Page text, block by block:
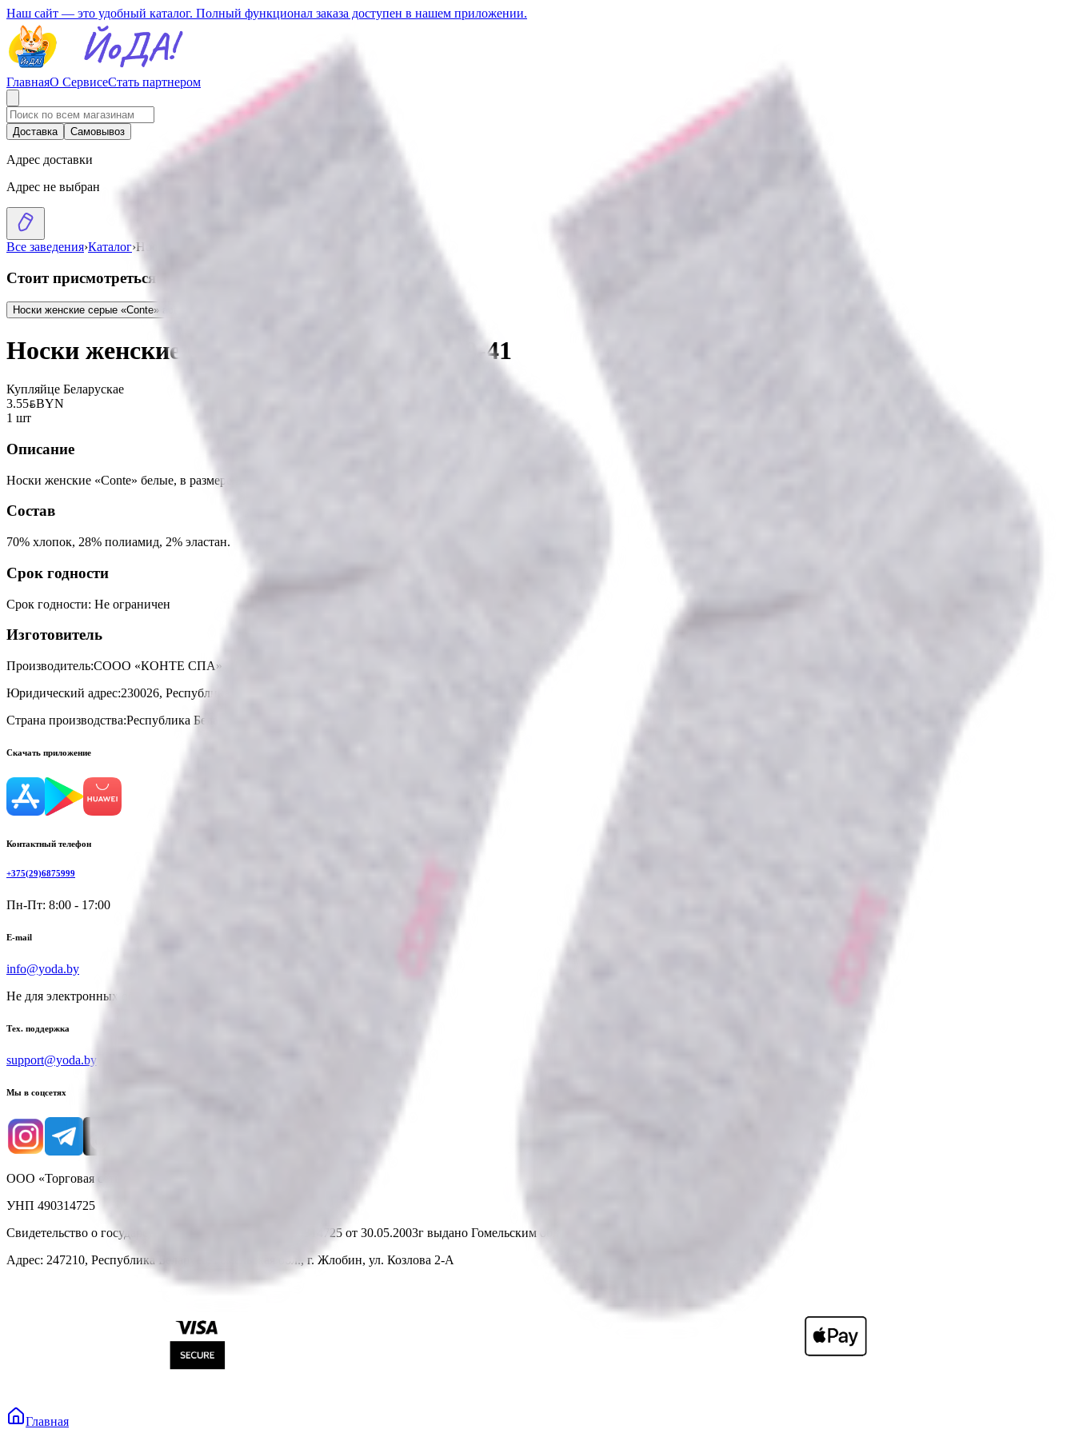
Наш сайт — это удобный каталог. Полный функционал заказа доступен в нашем приложении.
ГлавнаяО СервисеСтать партнером
Доставка Самовывоз
Адрес доставки
Адрес не выбран
Все заведения›Каталог›Носки женские белые «Conte» active p.39-41
Стоит присмотреться
Носки женские серые «Conte» active p.39-41
Носки женские белые «Conte» active p.39-41
Купляйце Беларускае
3.55BYNBYN
1 шт
Описание
Носки женские «Conte» белые, в размере 39-41. Предварительная стирка обязательна.
Состав
70% хлопок, 28% полиамид, 2% эластан.
Срок годности
Срок годности: Не ограничен
Изготовитель
Производитель:СООО «КОНТЕ СПА»
Юридический адрес:230026, Республика Беларусь, г. Гродно, ул. Победы, 30
Страна производства:Республика Беларусь
Скачать приложение
Контактный телефон
+375(29)6875999
Пн-Пт: 8:00 - 17:00
E-mail
info@yoda.by
Не для электронных обращений
Тех. поддержка
support@yoda.by
Мы в соцсетях
ООО «Торговая сеть «Продмир»
УНП 490314725
Свидетельство о государственной регистрации № 490314725 от 30.05.2003г выдано Гомельским облисполкомом
Адрес: 247210, Республика Беларусь, Гомельская обл., г. Жлобин, ул. Козлова 2-А
Главная